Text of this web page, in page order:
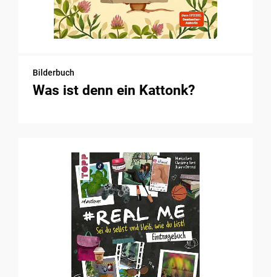
Bilderbuch
Was ist denn ein Kattonk?